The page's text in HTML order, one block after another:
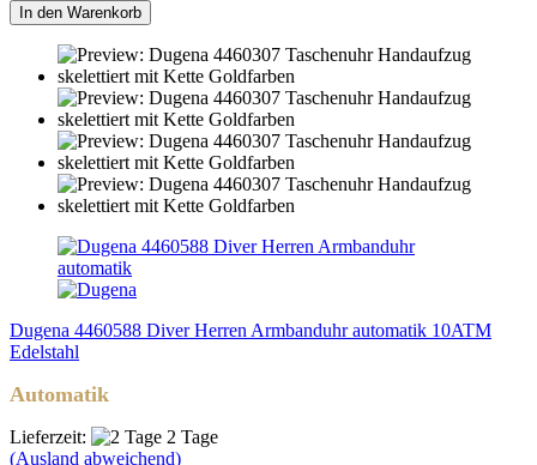
In den Warenkorb
Dugena 4460588 Diver Herren Armbanduhr automatik 10ATM
Edelstahl
Automatik
Lieferzeit:
2 Tage
(Ausland abweichend)